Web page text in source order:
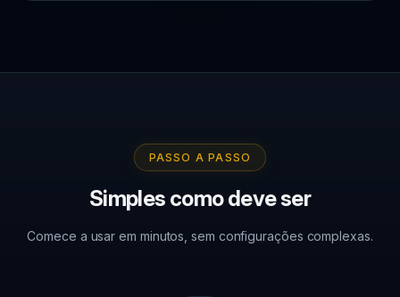
PASSO A PASSO
Simples como deve ser
Comece a usar em minutos, sem configurações complexas.